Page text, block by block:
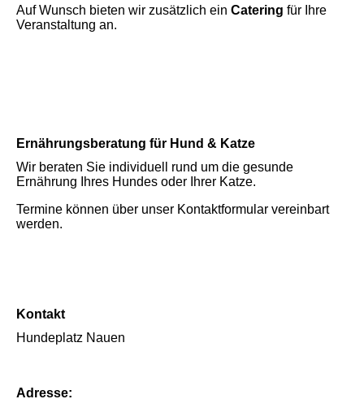
Auf Wunsch bieten wir zusätzlich ein Catering für Ihre
Veranstaltung an.
Ernährungsberatung für Hund & Katze
Wir beraten Sie individuell rund um die gesunde
Ernährung Ihres Hundes oder Ihrer Katze.
Termine können über unser Kontaktformular vereinbart
werden.
Kontakt
Hundeplatz Nauen
Adresse: